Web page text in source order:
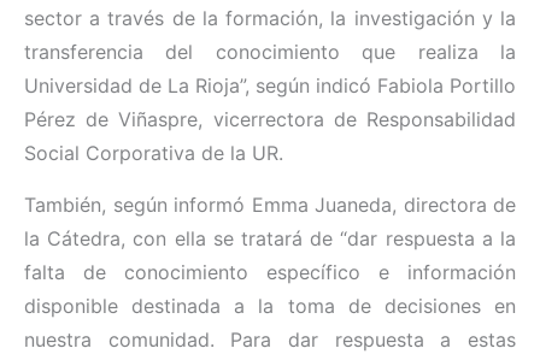
sector a través de la formación, la investigación y la
transferencia del conocimiento que realiza la
Universidad de La Rioja”, según indicó Fabiola Portillo
Pérez de Viñaspre, vicerrectora de Responsabilidad
Social Corporativa de la UR.
También, según informó Emma Juaneda, directora de
la Cátedra, con ella se tratará de “dar respuesta a la
falta de conocimiento específico e información
disponible destinada a la toma de decisiones en
nuestra comunidad. Para dar respuesta a estas